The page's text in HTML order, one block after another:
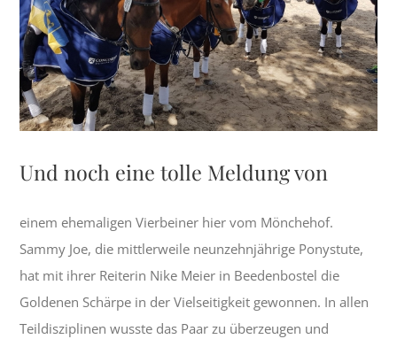
Und noch eine tolle Meldung von
einem ehemaligen Vierbeiner hier vom Mönchehof.
Sammy Joe, die mittlerweile neunzehnjährige Ponystute,
hat mit ihrer Reiterin Nike Meier in Beedenbostel die
Goldenen Schärpe in der Vielseitigkeit gewonnen. In allen
Teildisziplinen wusste das Paar zu überzeugen und